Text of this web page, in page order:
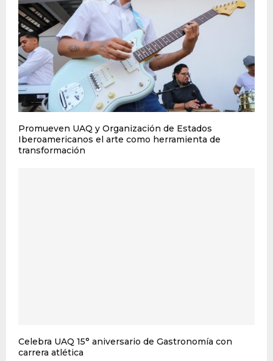
Promueven UAQ y Organización de Estados
Iberoamericanos el arte como herramienta de
transformación
Celebra UAQ 15° aniversario de Gastronomía con
carrera atlética